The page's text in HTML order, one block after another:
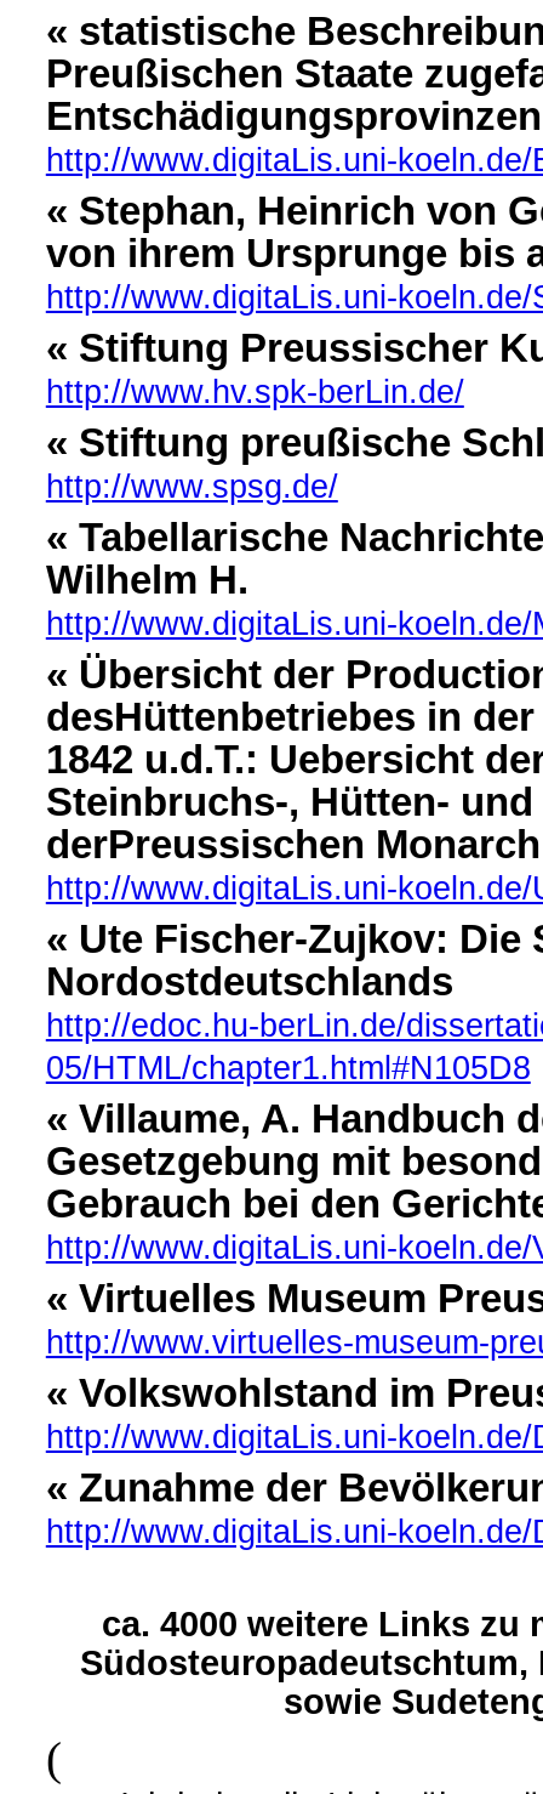
« statistische
Preußischen Staate
http://www.digitaLis.uni-
« Stephan, Heinrich von
von ihrem Ursprunge bis
http://www.digitaLis.uni-
« Stiftung Preussischer
http://www.hv.spk-berLin.de/
« Stiftung preußische
http://www.spsg.de/
« Tabellarische
Wilhelm H.
http://www.digitaLis.uni-
« Übersicht der
desHüttenbetriebes in
1842 u.d.T.: Uebersicht
Steinbruchs-, Hütten-
derPreussischen
http://www.digitaLis.uni-
« Ute Fischer-Zujkov: Die
Nordostdeutschlands
http://edoc.hu-berLin.de/
05/HTML/chapter1.html#N105D8
« Villaume, A. Handbuch
Gesetzgebung mit
Gebrauch bei den
http://www.digitaLis.uni-
« Virtuelles Museum
http://www.virtuelles-museum-
« Volkswohlstand im
http://www.digitaLis.uni-
« Zunahme der
http://www.digitaLis.uni-
ca. 4000 weitere Links zu
sowie
(